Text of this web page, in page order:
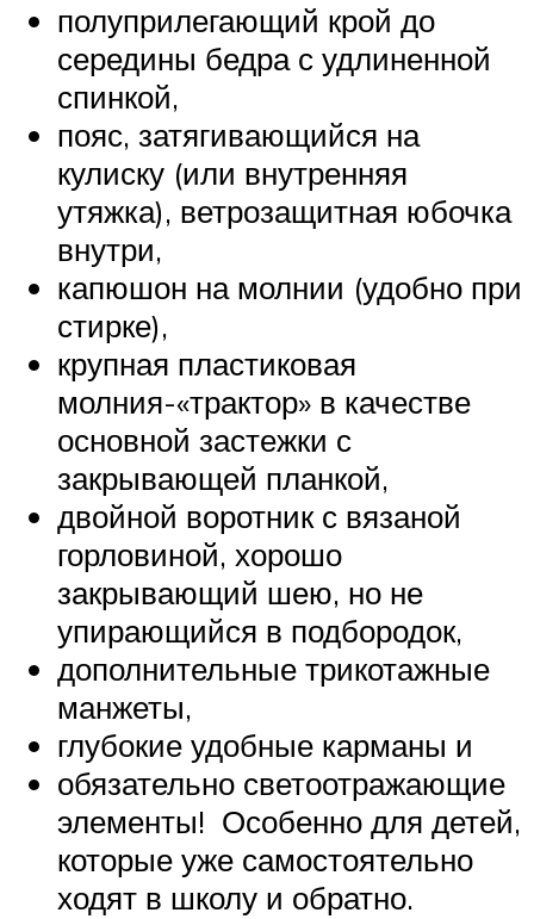
полуприлегающий крой до
середины бедра с удлиненной
спинкой,
пояс, затягивающийся на
кулиску (или внутренняя
утяжка), ветрозащитная юбочка
внутри,
капюшон на молнии (удобно при
стирке),
крупная пластиковая
молния-«трактор» в качестве
основной застежки с
закрывающей планкой,
двойной воротник с вязаной
горловиной, хорошо
закрывающий шею, но не
упирающийся в подбородок,
дополнительные трикотажные
манжеты,
глубокие удобные карманы и
обязательно светоотражающие
элементы! Особенно для детей,
которые уже самостоятельно
ходят в школу и обратно.